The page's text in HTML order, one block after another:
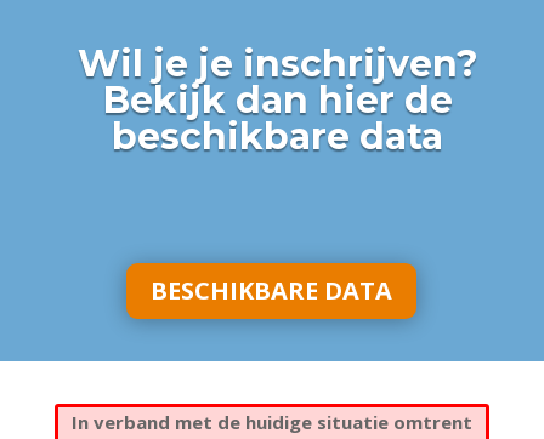
Wil je je inschrijven?
Bekijk dan hier de
beschikbare data
BESCHIKBARE DATA
In verband met de huidige situatie omtrent